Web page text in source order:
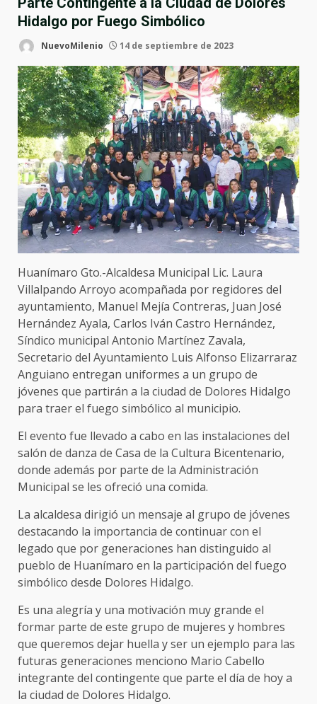
Hidalgo por Fuego Simbólico
NuevoMilenio 14 de septiembre de 2023
Huanímaro Gto.-Alcaldesa Municipal Lic. Laura
Villalpando Arroyo acompañada por regidores del
ayuntamiento, Manuel Mejía Contreras, Juan José
Hernández Ayala, Carlos Iván Castro Hernández,
Síndico municipal Antonio Martínez Zavala,
Secretario del Ayuntamiento Luis Alfonso Elizarraraz
Anguiano entregan uniformes a un grupo de
jóvenes que partirán a la ciudad de Dolores Hidalgo
para traer el fuego simbólico al municipio.
El evento fue llevado a cabo en las instalaciones del
salón de danza de Casa de la Cultura Bicentenario,
donde además por parte de la Administración
Municipal se les ofreció una comida.
La alcaldesa dirigió un mensaje al grupo de jóvenes
destacando la importancia de continuar con el
legado que por generaciones han distinguido al
pueblo de Huanímaro en la participación del fuego
simbólico desde Dolores Hidalgo.
Es una alegría y una motivación muy grande el
formar parte de este grupo de mujeres y hombres
que queremos dejar huella y ser un ejemplo para las
futuras generaciones menciono Mario Cabello
integrante del contingente que parte el día de hoy a
la ciudad de Dolores Hidalgo.